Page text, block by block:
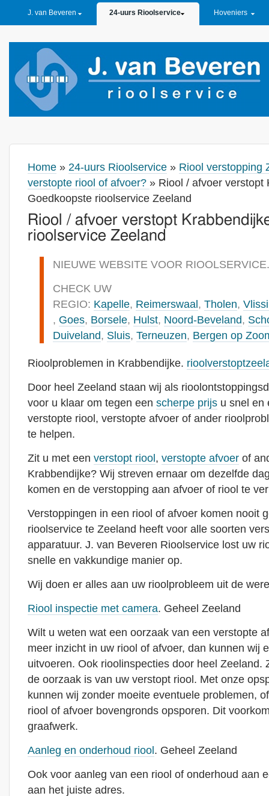
J. van Beveren 24-uurs Rioolservice Hoveniers
Home » 24-uurs Rioolservice » Riool verstopping
verstopte riool of afvoer? » Riool / afvoer verstopt
Goedkoopste rioolservice Zeeland
Riool / afvoer verstopt
rioolservice Zeeland
NIEUWE WEBSITE VOOR
CHECK UW
REGIO: Kapelle, Reimerswaal , Tholen,
, Goes, Borsele, Hulst, Noord-Beveland,
Duiveland, Sluis, Terneuzen, Bergen op
Rioolproblemen in Krabbendijke.
Door heel Zeeland staan wij als
voor u klaar om tegen een scherpe prijs u snel en
verstopte riool, verstopte afvoer of ander
te helpen.
Zit u met een verstopt riool , verstopte afvoer of
Krabbendijke? Wij streven ernaar om dezelfde
komen en de verstopping aan afvoer of riool te
Verstoppingen in een riool of afvoer komen nooit
rioolservice te Zeeland heeft voor alle soorten
apparatuur. J. van Beveren Rioolservice lost uw
snelle en vakkundige manier op.
Wij doen er alles aan uw rioolprobleem uit de
Riool inspectie met camera. Geheel Zeeland
Wilt u weten wat een oorzaak van een verstopte
meer inzicht in uw riool of afvoer, dan kunnen wij
uitvoeren. Ook rioolinspecties door heel Zeeland.
de oorzaak is van uw verstopt riool. Met onze
kunnen wij zonder moeite eventuele problemen,
riool of afvoer bovengronds opsporen. Dit
graafwerk.
Aanleg en onderhoud riool . Geheel Zeeland
Ook voor aanleg van een riool of onderhoud aan
aan het juiste adres.